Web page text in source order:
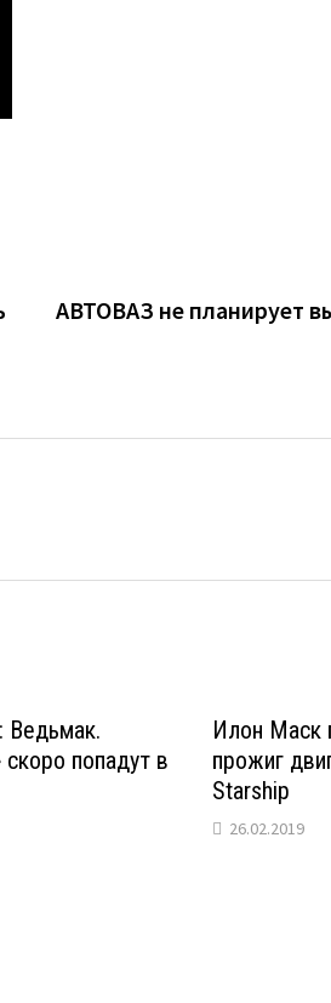
АВТОВАЗ не планирует
Ведьмак.
скоро попадут в
Илон Маск
прожиг
Starship
26.02.2019